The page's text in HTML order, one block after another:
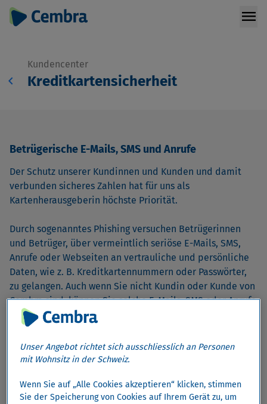
menu
Kundencenter
chevron_left Kreditkartensicherheit
Betrügerische E-Mails, SMS und Anrufe
Der Schutz unserer Kundinnen und Kunden und damit
verbunden sicheres Zahlen hat für uns als
Kartenherausgeberin höchste Priorität.
Durch sogenanntes Phishing versuchen Betrügerinnen
und Betrüger, über vermeintlich seriöse E-Mails, SMS,
Anrufe oder Webseiten an vertrauliche und persönliche
Daten, wie z. B. Kreditkartennummern oder Passwörter,
zu gelangen. Auch wenn Sie nicht Kundin oder Kunde von
Cembra sind, können Sie solche E-Mails, SMS oder Anrufe
erreichen.
Sie werden z.B. aufgefordert, über einen Link persönliche
Daten zu nennen. Antworten Sie nicht auf solche
Telefon bitten, vertrauliche Daten bekanntzugeben.
Unser Angebot richtet sich ausschliesslich an Personen
mit Wohnsitz in der Schweiz.
Wenn Sie auf „Alle Cookies akzeptieren“ klicken, stimmen
Sie der Speicherung von Cookies auf Ihrem Gerät zu, um